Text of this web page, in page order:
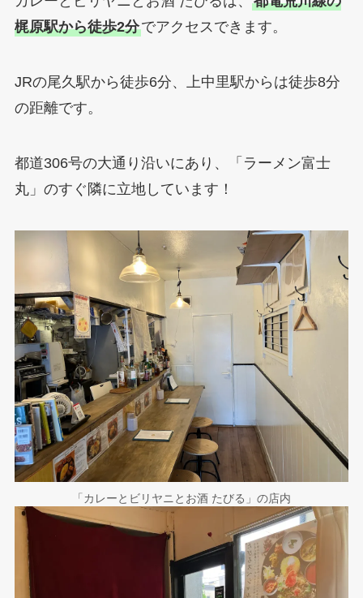
梶原駅から徒歩2分でアクセスできます。
JRの尾久駅から徒歩6分、上中里駅からは徒歩8分
の距離です。
都道306号の大通り沿いにあり、「ラーメン富士
丸」のすぐ隣に立地しています！
「カレーとビリヤニとお酒 たびる」の店内